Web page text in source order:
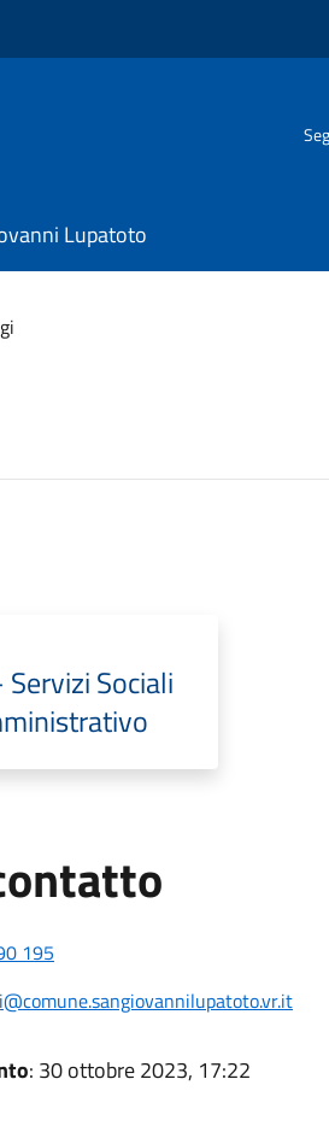
Lupatoto
Sociali
195
: 30 ottobre 2023, 17:22